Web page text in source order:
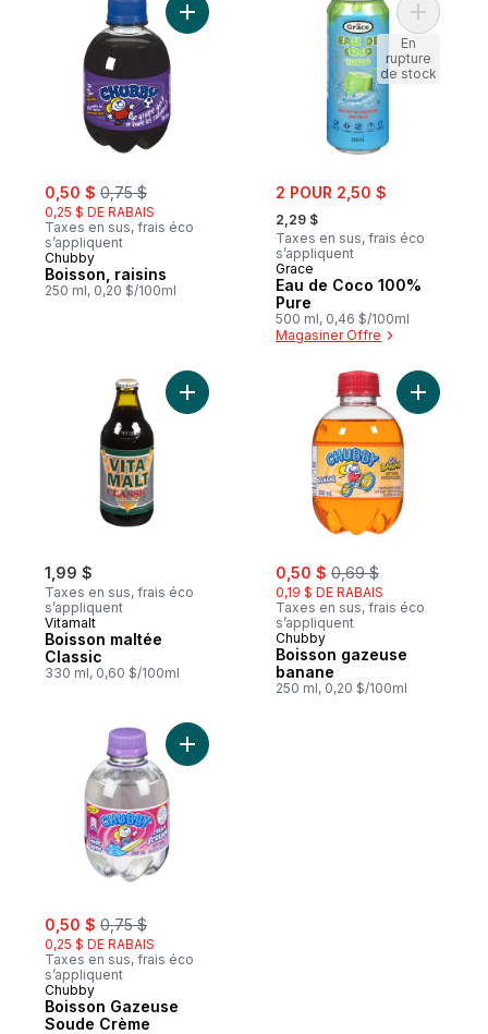
sale:
0,50 $ , formerly:
0,75 $
0,25 $ DE RABAIS
Taxes en sus, frais éco
s’appliquent
Chubby
Boisson, raisins
250 ml, 0,20 $/100ml
Ajouter Boisson, raisins au panier
sale:
2 POUR 2,50 $
, formerly:
2,29 $
Taxes en sus, frais éco
s’appliquent
Grace
Eau de Coco 100%
Pure
500 ml, 0,46 $/100ml
Magasiner Offre
Ajouter
En
rupture
de stock
1,99 $
Taxes en sus, frais éco
s’appliquent
Vitamalt
Boisson maltée
Classic
330 ml, 0,60 $/100ml
Ajouter Boisson maltée Classic au panier
sale:
0,50 $ , formerly:
0,69 $
0,19 $ DE RABAIS
Taxes en sus, frais éco
s’appliquent
Chubby
Boisson gazeuse
banane
250 ml, 0,20 $/100ml
Ajouter
sale:
0,50 $ , formerly:
0,75 $
0,25 $ DE RABAIS
Taxes en sus, frais éco
s’appliquent
Chubby
Boisson Gazeuse
Soude Crème
Ajouter Boisson Gazeuse Soude Crème